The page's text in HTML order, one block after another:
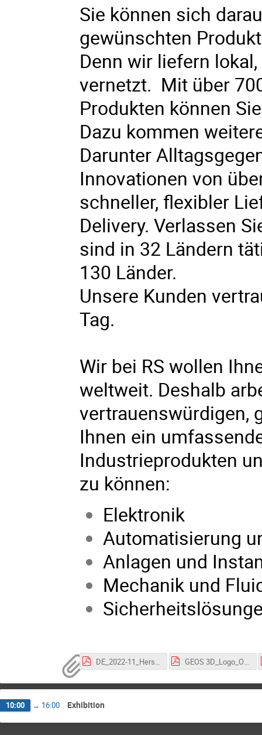
Sie können sich
gewünschten
Denn wir liefern
vernetzt. Mit über
Produkten können
Dazu kommen
Darunter
Innovationen von
schneller, flexibler
Delivery. Verlassen
sind in 32 Ländern
130 Länder.
Unsere Kunden
Tag.
Wir bei RS wollen
weltweit. Deshalb
vertrauenswürdigen,
Ihnen ein
Industrieprodukten
zu können:
Elektronik
Automatisierung
Anlagen und
Mechanik und
DE_2022-11_Hersteller Linecard.pdf GEOS 3D_Logo_OK.pdf
10:00 → 16:00 Exhibition